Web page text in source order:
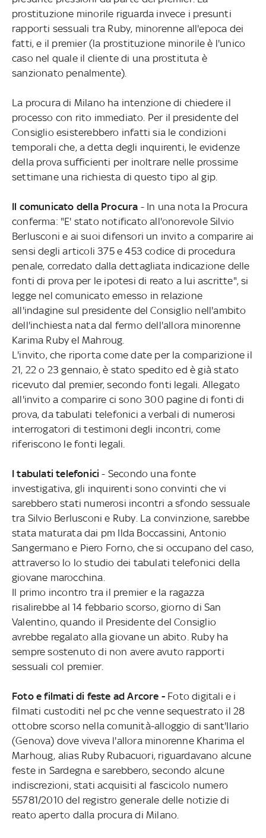
prostituzione minorile riguarda invece i presunti
rapporti sessuali tra Ruby, minorenne all'epoca dei
fatti, e il premier (la prostituzione minorile è l'unico
caso nel quale il cliente di una prostituta è
sanzionato penalmente).
La procura di Milano ha intenzione di chiedere il
processo con rito immediato. Per il presidente del
Consiglio esisterebbero infatti sia le condizioni
temporali che, a detta degli inquirenti, le evidenze
della prova sufficienti per inoltrare nelle prossime
settimane una richiesta di questo tipo al gip.
Il comunicato della Procura - In una nota la Procura
conferma: "E' stato notificato all'onorevole Silvio
Berlusconi e ai suoi difensori un invito a comparire ai
sensi degli articoli 375 e 453 codice di procedura
penale, corredato dalla dettagliata indicazione delle
fonti di prova per le ipotesi di reato a lui ascritte", si
legge nel comunicato emesso in relazione
all'indagine sul presidente del Consiglio nell'ambito
dell'inchiesta nata dal fermo dell'allora minorenne
Karima Ruby el Mahroug.
L'invito, che riporta come date per la comparizione il
21, 22 o 23 gennaio, è stato spedito ed è già stato
ricevuto dal premier, secondo fonti legali. Allegato
all'invito a comparire ci sono 300 pagine di fonti di
prova, da tabulati telefonici a verbali di numerosi
interrogatori di testimoni degli incontri, come
riferiscono le fonti legali.
I tabulati telefonici- Secondo una fonte
investigativa, gli inquirenti sono convinti che vi
sarebbero stati numerosi incontri a sfondo sessuale
tra Silvio Berlusconi e Ruby. La convinzione, sarebbe
stata maturata dai pm Ilda Boccassini, Antonio
Sangermano e Piero Forno, che si occupano del caso,
attraverso lo lo studio dei tabulati telefonici della
giovane marocchina.
Il primo incontro tra il premier e la ragazza
risalirebbe al 14 febbario scorso, giorno di San
Valentino, quando il Presidente del Consiglio
avrebbe regalato alla giovane un abito. Ruby ha
sempre sostenuto di non avere avuto rapporti
sessuali col premier.
Foto e filmati di feste ad Arcore -Foto digitali e i
filmati custoditi nel pc che venne sequestrato il 28
ottobre scorso nella comunità-alloggio di sant'Ilario
(Genova) dove viveva l'allora minorenne Kharima el
Marhoug, alias Ruby Rubacuori, riguardavano alcune
feste in Sardegna e sarebbero, secondo alcune
indiscrezioni, stati acquisiti al fascicolo numero
55781/2010 del registro generale delle notizie di
reato aperto dalla procura di Milano.